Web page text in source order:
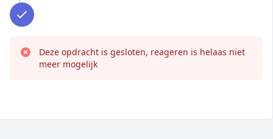
Deze opdracht is gesloten, reageren is helaas niet
meer mogelijk